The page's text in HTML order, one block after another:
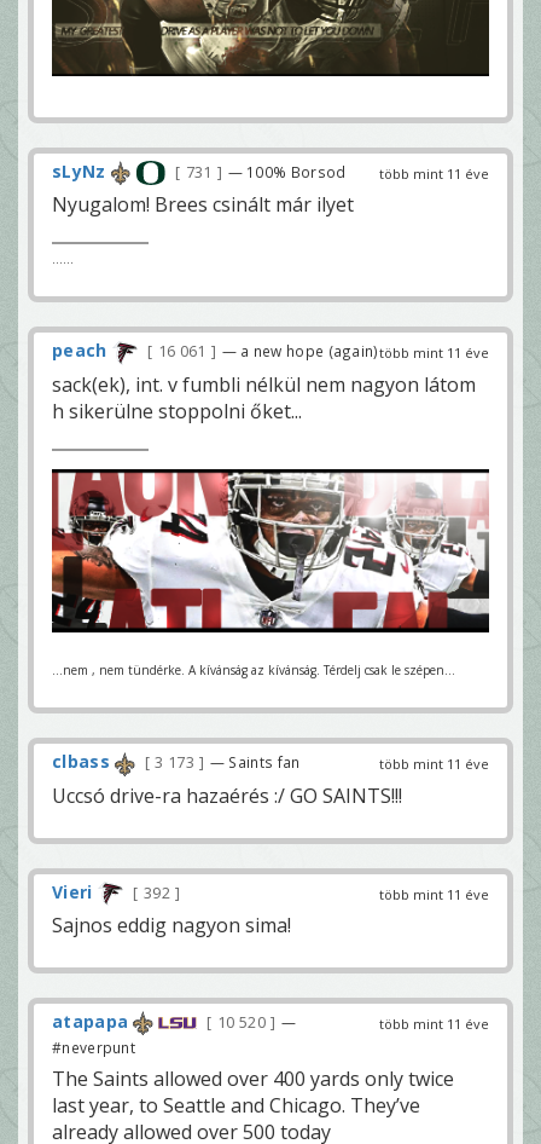
több mint 11 éve
sLyNz 731 — 100% Borsod
Nyugalom! Brees csinált már ilyet
......
több mint 11 éve
peach 16 061 — a new hope (again)
sack(ek), int. v fumbli nélkül nem nagyon látom
h sikerülne stoppolni őket...
...nem , nem tündérke. A kívánság az kívánság. Térdelj csak le szépen...
több mint 11 éve
clbass 3 173 — Saints fan
Uccsó drive-ra hazaérés :/ GO SAINTS!!!
több mint 11 éve
Vieri 392
Sajnos eddig nagyon sima!
több mint 11 éve
atapapa 10 520
—
#neverpunt
The Saints allowed over 400 yards only twice
last year, to Seattle and Chicago. They’ve
already allowed over 500 today